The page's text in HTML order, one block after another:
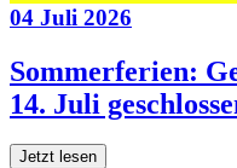
04 Juli 2026
Sommerferien:
14. Juli
Jetzt lesen